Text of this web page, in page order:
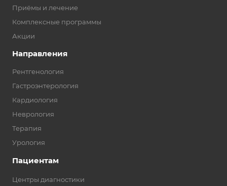
Приёмы и лечение
Комплексные программы
Акции
Направления
Рентгенология
Гастроэнтерология
Кардиология
Неврология
Терапия
Урология
Пациентам
Центры диагностики